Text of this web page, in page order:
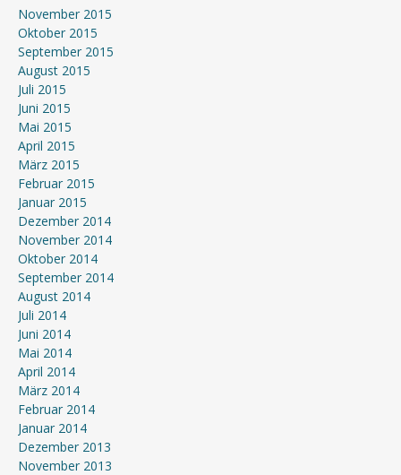
November 2015
Oktober 2015
September 2015
August 2015
Juli 2015
Juni 2015
Mai 2015
April 2015
März 2015
Februar 2015
Januar 2015
Dezember 2014
November 2014
Oktober 2014
September 2014
August 2014
Juli 2014
Juni 2014
Mai 2014
April 2014
März 2014
Februar 2014
Januar 2014
Dezember 2013
November 2013